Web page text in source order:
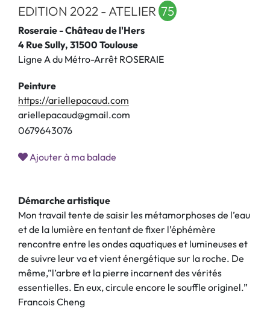
EDITION 2022 - ATELIER 75
Roseraie - Château de l'Hers
4 Rue Sully, 31500 Toulouse
Ligne A du Métro-Arrêt ROSERAIE
Peinture
https://ariellepacaud.com
ariellepacaud@gmail.com
0679643076
Ajouter à ma balade
Démarche artistique
Mon travail tente de saisir les métamorphoses de l’eau
et de la lumière en tentant de fixer l’éphémère
rencontre entre les ondes aquatiques et lumineuses et
de suivre leur va et vient énergétique sur la roche. De
même,”l’arbre et la pierre incarnent des vérités
essentielles. En eux, circule encore le souffle originel.”
Francois Cheng